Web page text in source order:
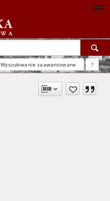
Wyszukiwanie zaawansowane ?